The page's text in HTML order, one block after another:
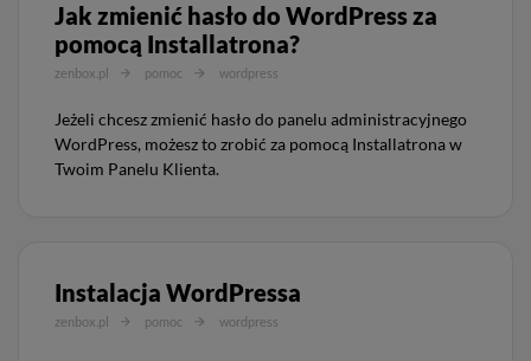
Jak zmienić hasło do WordPress za
pomocą Installatrona?
zenbox.pl pomoc wordpress
Jeżeli chcesz zmienić hasło do panelu administracyjnego
WordPress, możesz to zrobić za pomocą Installatrona w
Twoim Panelu Klienta.
Instalacja WordPressa
zenbox.pl pomoc wordpress